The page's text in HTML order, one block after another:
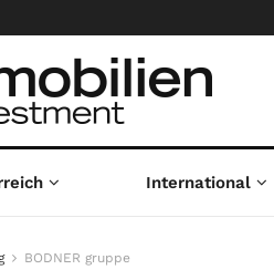
International
BODNER gruppe